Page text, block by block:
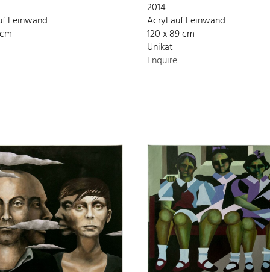
Leinwand
2014
Acryl auf Leinwand
120 x 89 cm
Unikat
Enquire